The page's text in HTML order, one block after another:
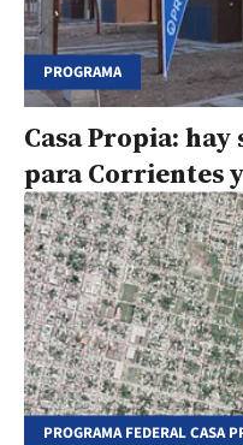
PROGRAMA
Casa Propia:
para Corrientes
PROGRAMA FEDERAL CASA